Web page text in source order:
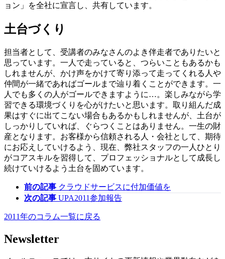
ョン」を全社に宣言し、共有しています。
土台づくり
担当者として、受講者のみなさんのよき伴走者でありたいと
思っています。一人で走っていると、つらいこともあるかも
しれませんが、かけ声をかけて寄り添って走ってくれる人や
仲間が一緒であればゴールまで辿り着くことができます。一
人でも多くの人がゴールできますように…。楽しみながら学
習できる環境づくりを心がけたいと思います。取り組んだ成
果はすぐに出てこない場合もあるかもしれませんが、土台が
しっかりしていれば、ぐらつくことはありません。一生の財
産となります。お客様から信頼される人・会社として、期待
にお応えしていけるよう、現在、弊社スタッフの一人ひとり
がコアスキルを習得して、プロフェッショナルとして成長し
続けていけるよう土台を固めています。
前の記事 クラウドサービスに付加価値を
次の記事 UPA2011参加報告
2011年のコラム一覧に戻る
Newsletter